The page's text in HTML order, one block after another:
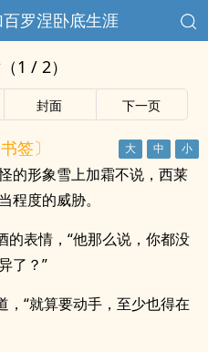
罗涅卧底生涯
1 / 2）
封面 下一页
签〕
的形象雪上加霜不说，西莱
程度的威胁。
的表情，“他那么说，你都没
了？”
，“就算要动手，至少也得在